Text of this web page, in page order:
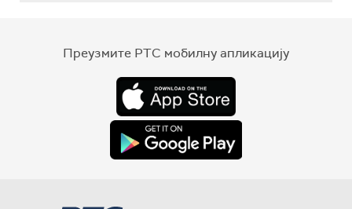
Преузмите РТС мобилну апликацију